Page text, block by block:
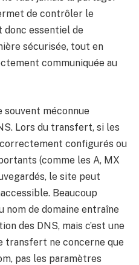
de contrôler le
donc essentiel de
sécurisée, tout en
communiquée au
souvent méconnue
Lors du transfert, si les
configurés ou
(comme les A, MX
le site peut
Beaucoup
de domaine entraîne
des DNS, mais c’est une
transfert ne concerne que
pas les paramètres